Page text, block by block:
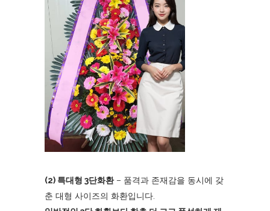
(2) 특대형 3단화환– 품격과 존재감을 동시에 갖
춘 대형 사이즈의 화환입니다.